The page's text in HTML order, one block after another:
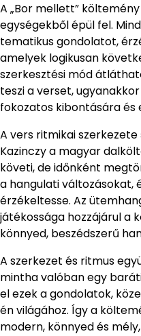
A „Bor mellett”
egységekből épül fel.
tematikus gondolatot,
amelyek logikusan
szerkesztési mód
teszi a verset,
fokozatos kibontására és
A vers ritmikai
Kazinczy a magyar
követi, de időnként
a hangulati változásokat,
érzékeltesse. Az
játékossága hozzájárul a
könnyed, beszédszerű
A szerkezet és ritmus
mintha valóban egy
el ezek a gondolatok,
én világához. Így a
modern, könnyed és